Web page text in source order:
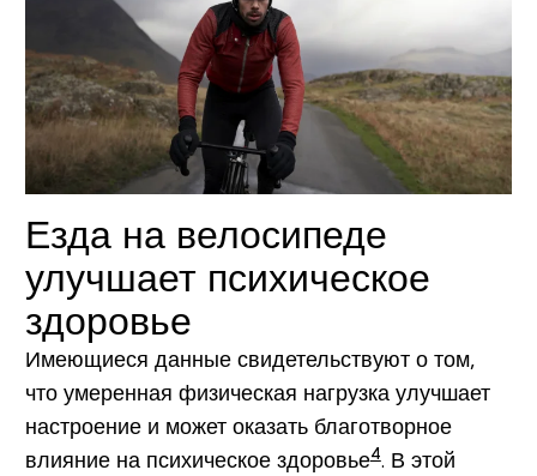
Езда на велосипеде
улучшает психическое
здоровье
Имеющиеся данные свидетельствуют о том,
что умеренная физическая нагрузка улучшает
настроение и может оказать благотворное
влияние на психическое здоровье4. В этой